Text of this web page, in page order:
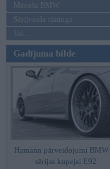
Mēneša BMW
Sērijveida tūnings
Vel...
Gadījuma bilde
Hamann pārveidojumi BMW
sērijas kupejai E92